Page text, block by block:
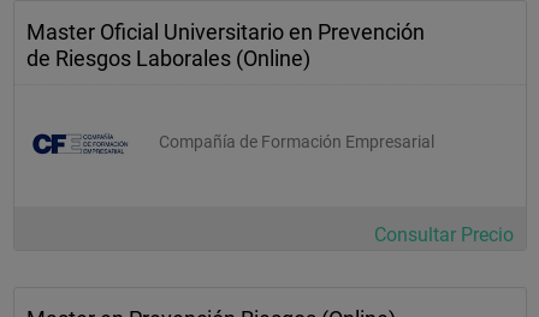
Master Oficial Universitario en Prevención
de Riesgos Laborales (Online)
Compañía de Formación Empresarial
Consultar Precio